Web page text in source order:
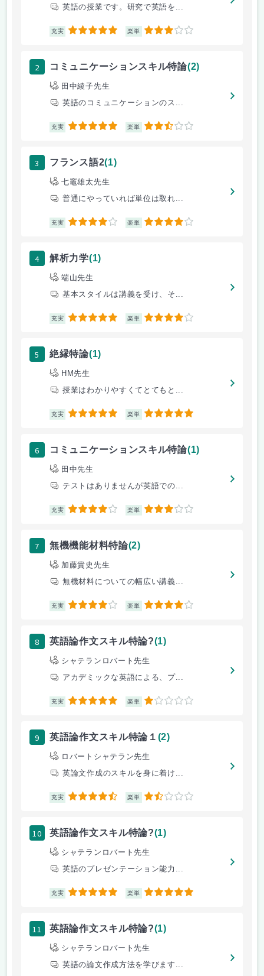
英語の授業です。研究で英語を...
充実 5 楽単 3
2 コミュニケーションスキル特論(2)
田中綾子先生
英語のコミュニケーションのス...
充実 5 楽単 2.5
3 フランス語2(1)
七竈雄太先生
普通にやっていれば単位は取れ...
充実 4 楽単 4
4 解析力学(1)
端山先生
基本スタイルは講義を受け、そ...
充実 5 楽単 4
5 絶縁特論(1)
HM先生
授業はわかりやすくてとてもと...
充実 5 楽単 5
6 コミュニケーションスキル特論(1)
田中先生
テストはありませんが英語での...
充実 4 楽単 3
7 無機機能材料特論(2)
加藤貴史先生
無機材料についての幅広い講義...
充実 4 楽単 4
8 英語論作文スキル特論?(1)
シャテランロバート先生
アカデミックな英語による、プ...
充実 5 楽単 1
9 英語論作文スキル特論１ (2)
ロバートシャテラン先生
英論文作成のスキルを身に着け...
充実 4.5 楽単 1.5
10 英語論作文スキル特論?(1)
シャテランロバート先生
英語のプレゼンテーション能力...
充実 5 楽単 5
11 英語論作文スキル特論?(1)
シャテランロバート先生
英語の論文作成方法を学びます...